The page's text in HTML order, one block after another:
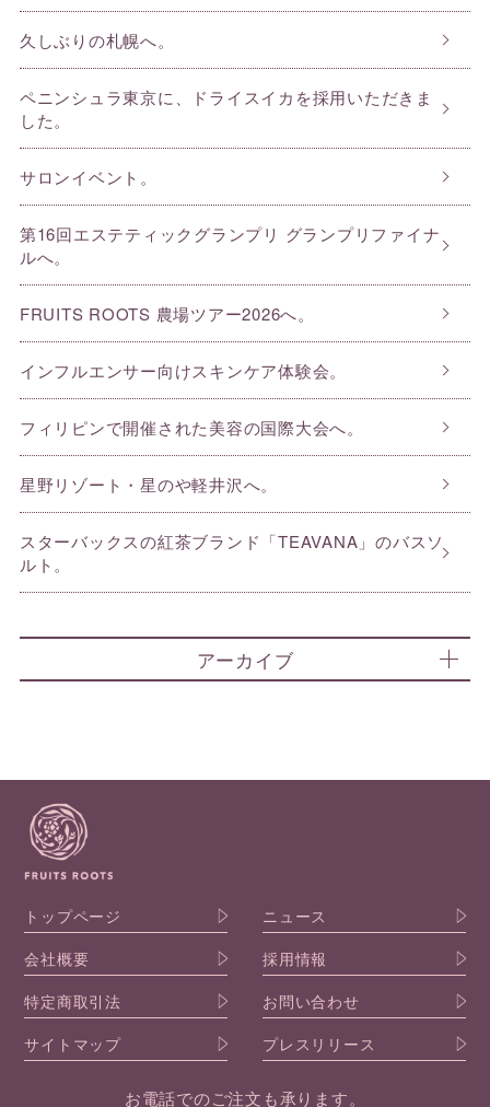
久しぶりの札幌へ。
ペニンシュラ東京に、ドライスイカを採用いただきま
した。
サロンイベント。
第16回エステティックグランプリ グランプリファイナ
ルへ。
FRUITS ROOTS 農場ツアー2026へ。
インフルエンサー向けスキンケア体験会。
フィリピンで開催された美容の国際大会へ。
星野リゾート・星のや軽井沢へ。
スターバックスの紅茶ブランド「TEAVANA」のバスソ
ルト。
アーカイブ
トップページ
ニュース
会社概要
採用情報
特定商取引法
お問い合わせ
サイトマップ
プレスリリース
お電話でのご注文も承ります。